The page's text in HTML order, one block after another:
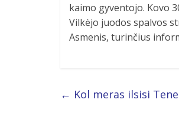
kaimo gyventojo. Kovo
Vilkėjo juodos spalvos
Asmenis, turinčius
← Kol meras ilsisi